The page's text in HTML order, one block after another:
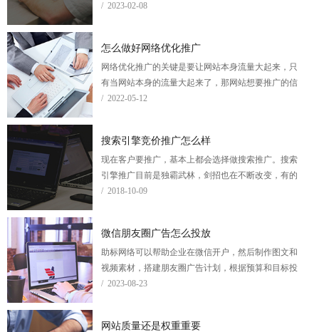
帮助企业创建百科词条，并优化百科的图片和文字内
/ 2023-02-08
怎么做好网络优化推广
网络优化推广的关键是要让网站本身流量大起来，只
有当网站本身的流量大起来了，那网站想要推广的信
息才会被更多的点击。而要让网站自身有更多的浏览
/ 2022-05-12
搜索引擎竞价推广怎么样
现在客户要推广，基本上都会选择做搜索推广。搜索
引擎推广目前是独霸武林，剑招也在不断改变，有的
客户说推广有效果，有的客户没用，可以说是众说纷
/ 2018-10-09
微信朋友圈广告怎么投放
助标网络可以帮助企业在微信开户，然后制作图文和
视频素材，搭建朋友圈广告计划，根据预算和目标投
放精准广告。
/ 2023-08-23
网站质量还是权重重要